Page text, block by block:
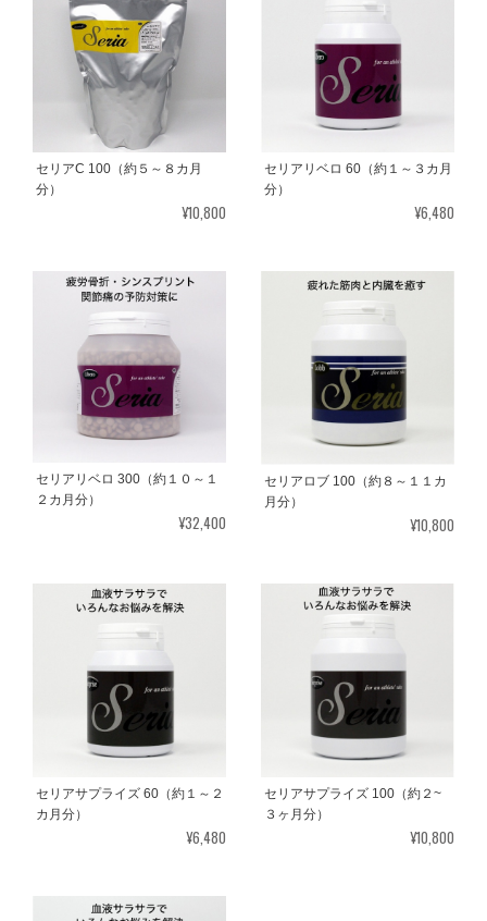
セリアC 100（約５～８カ月
分）
¥10,800
セリアリベロ 60（約１～３カ月
分）
¥6,480
セリアリベロ 300（約１０～１
２カ月分）
¥32,400
セリアロブ 100（約８～１１カ
月分）
¥10,800
セリアサプライズ 60（約１～２
カ月分）
¥6,480
セリアサプライズ 100（約２~
３ヶ月分）
¥10,800